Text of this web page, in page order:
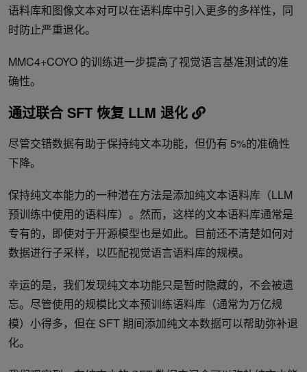
语料库和图像文本对可以在语料库中引入更多的多样性，同
时防止严重退化。
MMC4+COYO 的训练进一步提高了视觉语言基准测试的准
确性。
通过联合 SFT 恢复 LLM 退化
尽管交错数据有助于保持纯文本功能，但仍有 5%的准确性
下降。
保持纯文本能力的一种潜在方法是添加纯文本语料库（LLM
预训练中使用的语料库）。然而，这样的文本语料库通常是
专有的，即使对于开源模型也是如此。目前还不清楚如何对
数据进行子采样，以匹配视觉语言语料库的规模。
幸运的是，我们发现纯文本功能只是暂时隐藏的，不会被遗
忘。尽管使用的规模比文本预训练语料库（通常为万亿规
模）小得多，但在 SFT 期间添加纯文本数据可以帮助弥补退
化。